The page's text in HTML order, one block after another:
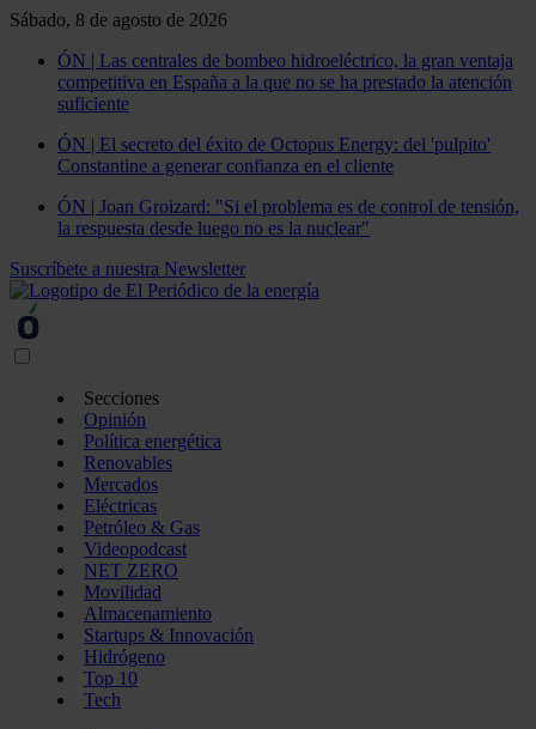
Sábado, 8 de agosto de 2026
ÓN | Las centrales de bombeo hidroeléctrico, la gran ventaja
competitiva en España a la que no se ha prestado la atención
suficiente
ÓN | El secreto del éxito de Octopus Energy: del 'pulpito'
Constantine a generar confianza en el cliente
ÓN | Joan Groizard: "Si el problema es de control de tensión,
la respuesta desde luego no es la nuclear"
Suscríbete a nuestra Newsletter
Secciones
Opinión
Política energética
Renovables
Mercados
Eléctricas
Petróleo & Gas
Videopodcast
NET ZERO
Movilidad
Almacenamiento
Startups & Innovación
Hidrógeno
Top 10
Tech